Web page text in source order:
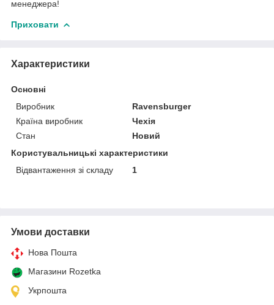
менеджера!
Приховати
Характеристики
Основні
Виробник
Ravensburger
Країна виробник
Чехія
Стан
Новий
Користувальницькі характеристики
Відвантаження зі складу
1
Умови доставки
Нова Пошта
Магазини Rozetka
Укрпошта